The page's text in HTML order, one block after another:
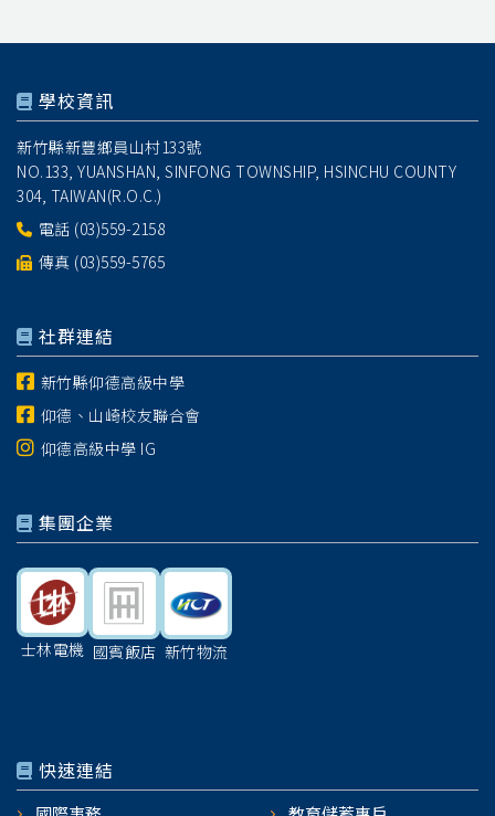
學校資訊
新竹縣新豐鄉員山村133號
NO.133, YUANSHAN, SINFONG TOWNSHIP, HSINCHU COUNTY
304, TAIWAN(R.O.C.)
電話 (03)559-2158
傳真 (03)559-5765
社群連結
新竹縣仰德高級中學
仰德、山崎校友聯合會
仰德高級中學 IG
集團企業
士林電機 國賓飯店 新竹物流
快速連結